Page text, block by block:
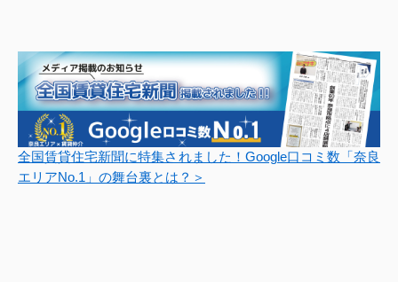
全国賃貸住宅新聞に特集されました！Google口コミ数「奈良
エリアNo.1」の舞台裏とは？＞